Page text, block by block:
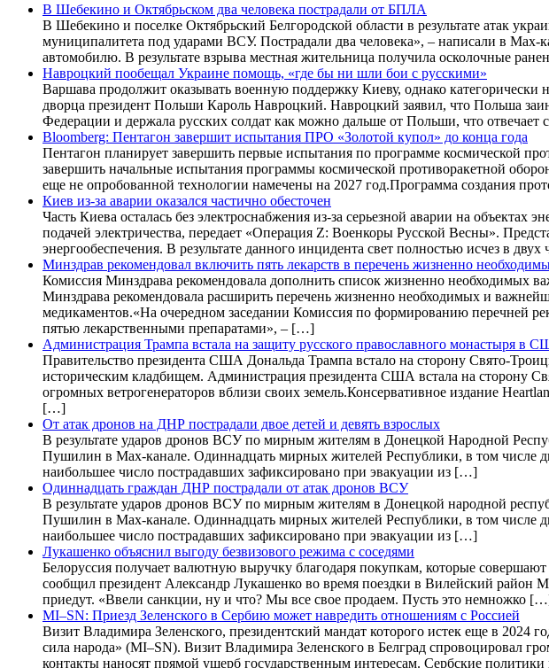
В Шебекино и Октябрьском два человека пострадали от БПЛА
В Шебекино и поселке Октябрьский Белгородской области в результате атак
муниципалитета под ударами ВСУ. Пострадали два человека», – написали в
автомобилю. В результате взрыва местная жительница получила осколочные
Навроцкий пообещал Украине помощь, «где бы ни шли бои с русскими»
Варшава продолжит оказывать военную поддержку Киеву, однако
дворца президент Польши Кароль Навроцкий. Навроцкий заявил, что Польша
Федерации и держала русских солдат как можно дальше от Польши, что отвечает
Bloomberg: Пентагон завершит испытания ПРО «Золотой купол» до конца года
Пентагон планирует завершить первые испытания по программе космической
завершить начальные испытания программы космической противоракетной
еще не опробованной технологии намечены на 2027 год.Программа создания
Киев из-за аварии оказался частично обесточен
Часть Киева осталась без электроснабжения из-за серьезной аварии на
подачей электричества, передает «Операция Z: Военкоры Русской Весны».
энергообеспечения. В результате данного инцидента свет полностью исчез в
Минздрав рекомендовал включить пять лекарств в перечень жизненно
Комиссия Минздрава рекомендовала дополнить список жизненно необходимых
Минздрава рекомендовала расширить перечень жизненно необходимых и
медикаментов.«На очередном заседании Комиссия по формированию перечней
пятью лекарственными препаратами», – […]
Администрация Трампа встала на защиту русского православного монастыря в
Правительство президента США Дональда Трампа встало на сторону Свято-
историческим кладбищем. Администрация президента США встала на сторону
огромных ветрогенераторов вблизи своих земель.Консервативное издание
[…]
От атак дронов на ДНР пострадали двое детей и девять взрослых
В результате ударов дронов ВСУ по мирным жителям в Донецкой Народной
Пушилин в Max-канале. Одиннадцать мирных жителей Республики, в том числе
наибольшее число пострадавших зафиксировано при эвакуации из […]
Одиннадцать граждан ДНР пострадали от атак дронов ВСУ
В результате ударов дронов ВСУ по мирным жителям в Донецкой народной
Пушилин в Max-канале. Одиннадцать мирных жителей Республики, в том числе
наибольшее число пострадавших зафиксировано при эвакуации из […]
Лукашенко объяснил выгоду безвизового режима с соседями
Белоруссия получает валютную выручку благодаря покупкам, которые
сообщил президент Александр Лукашенко во время поездки в Вилейский район
приедут. «Ввели санкции, ну и что? Мы все свое продаем. Пусть это немножко
MI–SN: Приезд Зеленского в Сербию может навредить отношениям с Россией
Визит Владимира Зеленского, президентский мандат которого истек еще в
сила народа» (MI–SN). Визит Владимира Зеленского в Белград спровоцировал
контакты наносят прямой ущерб государственным интересам. Сербские